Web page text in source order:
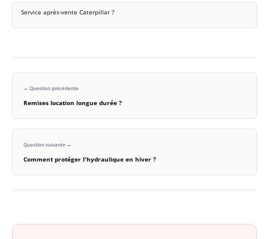
Service après-vente Caterpillar ?
← Question précédente
Remises location longue durée ?
Question suivante →
Comment protéger l'hydraulique en hiver ?